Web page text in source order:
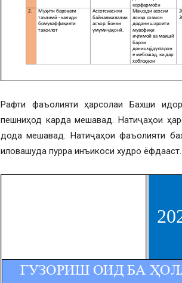
Рафти фаъолияти ҳарсолаи Бахши
пешниҳод карда мешавад. Натиҷаҳои
дода мешавад. Натиҷаҳои фаъолияти
иловашуда пурра инъикоси худро ёфдааст.